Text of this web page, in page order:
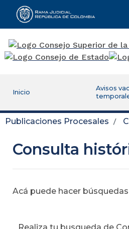
Rama Judicial
Inicio
Avisos
Publicaciones Procesales
Consulta
Acá puede hacer